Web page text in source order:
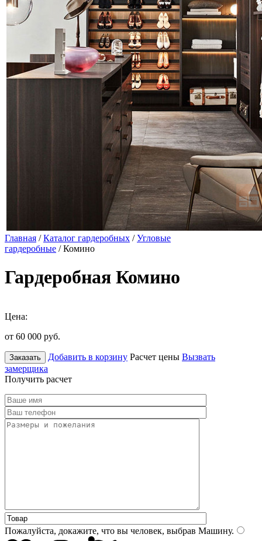
Главная /Каталог гардеробных /Угловые
гардеробные / Комино
Гардеробная Комино
Цена:
от 60 000 руб.
Заказать Добавить в корзину Расчет цены Вызвать
замерщика
Получить расчет
Пожалуйста, докажите, что вы человек, выбрав Машину.